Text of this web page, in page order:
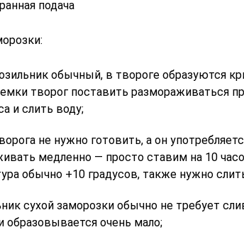
обычный, в твороге образуются
творог поставить размораживаться
и слить воду;
не нужно готовить, а он
медленно — просто ставим на 10
обычно +10 градусов, также нужно
сухой заморозки обычно не требует
образовывается очень мало;